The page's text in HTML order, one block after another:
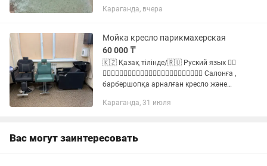
расскажем о нашем продукте,который
Караганда, вчера
Мойка кресло парикмахерская
60 000 ₸
🇰🇿 Қазақ тілінде/🇷🇺 Руский язык 👇🏻
👇🏻👇🏻👇🏻👇🏻👇🏻👇🏻👇🏻👇🏻👇🏻👇🏻👇🏻👇🏻 Салонға ,
барбершопқа арналған кресло және
(жақсы, жұмыс істеп тұр).
Караганда, 31 июля
Вас могут заинтересовать